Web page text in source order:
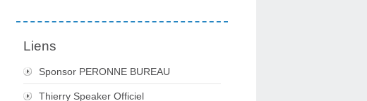
Liens
Sponsor PERONNE BUREAU
Thierry Speaker Officiel